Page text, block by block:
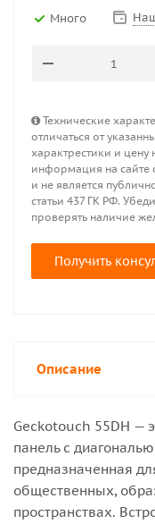
Много
Технические
отличаться от
характрестики и цену
информация на сайте
и не является
статьи 437 ГК РФ.
проверять наличие
Получить
Описание
Geckotouch 55DH —
панель с
предназначенная
общественных,
пространствах.